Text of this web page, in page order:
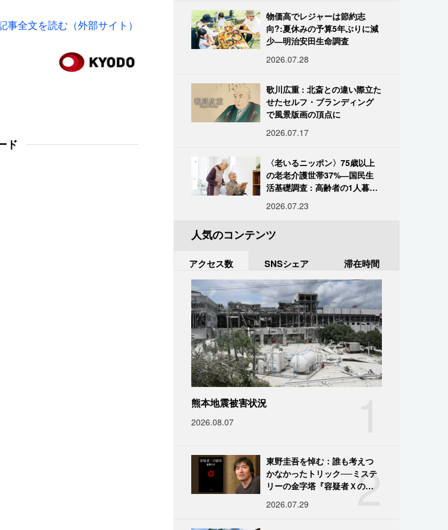
事全文を読む（外部サイト）
ド
物価高でレジャーは節約志
向?:夏休みの予算5年ぶりに減
少―明治安田生命調査
2026.07.28
歌川広重 : 北斎との違い際立た
せたセルフ・ブランディング
で風景版画の頂点に
2026.07.17
〈老いるニッポン〉75歳以上
の老老介護世帯37%―国民生
活基礎調査 : 高齢者の1人暮ら
2026.07.23
人気のコンテンツ
アクセス数 SNSシェア 滞在時間
熊本地震被害状況
2026.08.07
2
東野圭吾を悼む：誰も考えつ
かなかったトリック──ミステ
リーの金字塔『容疑者Ｘの献
2026.07.29